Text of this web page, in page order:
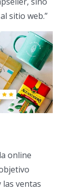
sitio web.”
online
las ventas